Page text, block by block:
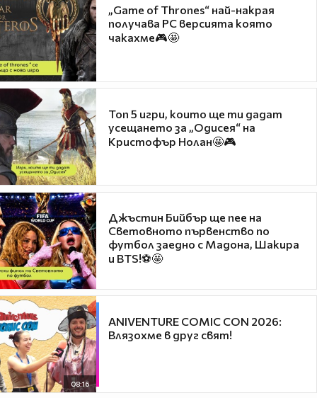
„Game of Thrones“ най-накрая
получава PC версията която
чакахме🎮🤩
Топ 5 игри, които ще ти дадат
усещането за „Одисея“ на
Кристофър Нолан🤩🎮
Джъстин Бийбър ще пее на
Световното първенство по
футбол заедно с Мадона, Шакира
и BTS!⚽🤩
08:16
ANIVENTURE COMIC CON 2026:
Влязохме в друг свят!